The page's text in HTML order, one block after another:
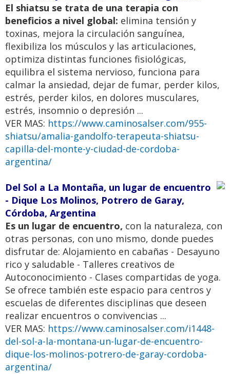
El shiatsu se trata de una terapia con
beneficios a nivel global: elimina tensión y
toxinas, mejora la circulación sanguínea,
flexibiliza los músculos y las articulaciones,
optimiza distintas funciones fisiológicas,
equilibra el sistema nervioso, funciona para
calmar la ansiedad, dejar de fumar, perder kilos,
estrés, perder kilos, en dolores musculares,
estrés, insomnio o depresión ...
VER MAS: https://www.caminosalser.com/955-
shiatsu/amalia-gandolfo-terapeuta-shiatsu-
capilla-del-monte-y-ciudad-de-cordoba-
argentina/
Del Sol a La Montaña, un lugar de encuentro
- Dique Los Molinos, Potrero de Garay,
Córdoba, Argentina
Es un lugar de encuentro, con la naturaleza, con
otras personas, con uno mismo, donde puedes
disfrutar de: Alojamiento en cabañas - Desayuno
rico y saludable - Talleres creativos de
Autoconocimiento - Clases compartidas de yoga.
Se ofrece también este espacio para centros y
escuelas de diferentes disciplinas que deseen
realizar encuentros o convivencias ...
VER MAS: https://www.caminosalser.com/i1448-
del-sol-a-la-montana-un-lugar-de-encuentro-
dique-los-molinos-potrero-de-garay-cordoba-
argentina/